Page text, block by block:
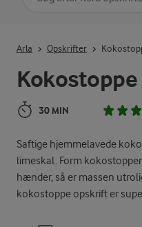
Kokostoppe
30 MIN
Saftige hjemmelavede
limeskal. Form
hænder, så er massen
kokostoppe opskrift er
Arla Opskrifter